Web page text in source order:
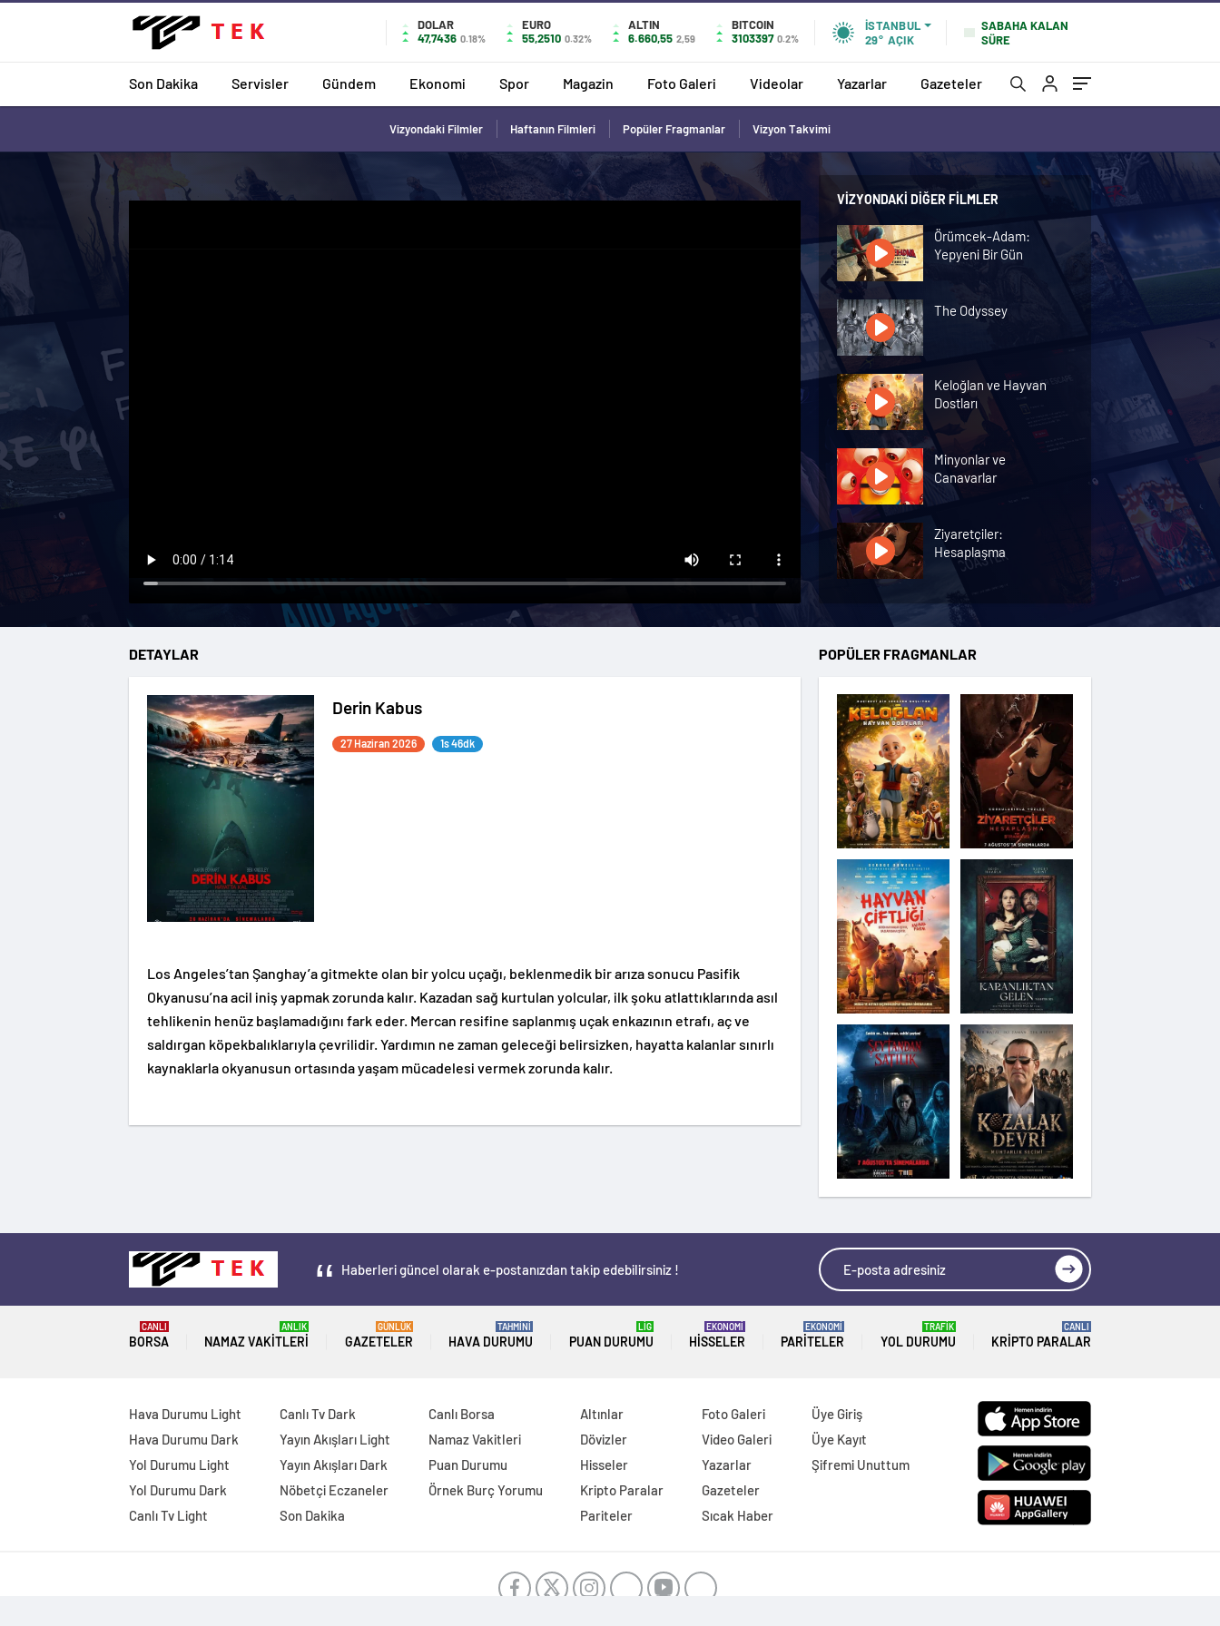
DOLAR
47,7436 0.18%
EURO
55,2510 0.32%
ALTIN
6.660,55 2,59
BITCOIN
3103397 0.2%
İSTANBUL
29° AÇIK
SABAHA KALAN
SÜRE
Son Dakika Servisler Gündem Ekonomi Spor Magazin Foto Galeri Videolar Yazarlar Gazeteler
Vizyondaki Filmler Haftanın Filmleri Popüler Fragmanlar Vizyon Takvimi
VIZYONDAKI DIĞER FILMLER
Örümcek-Adam:
Yepyeni Bir Gün
The Odyssey
Keloğlan ve Hayvan
Dostları
Minyonlar ve
Canavarlar
Ziyaretçiler:
Hesaplaşma
Nasreddin Hoca:
Zaman Yolcusu 4
Hayvan Çiftliği
Karanlıktan Gelen
Şeytandan Satılık
Kozalak Devri
Moana
DETAYLAR
Derin Kabus
27 Haziran 2026 1s 46dk
Los Angeles’tan Şanghay’a gitmekte olan bir yolcu uçağı, beklenmedik bir arıza sonucu Pasifik
Okyanusu’na acil iniş yapmak zorunda kalır. Kazadan sağ kurtulan yolcular, ilk şoku atlattıklarında asıl
tehlikenin henüz başlamadığını fark eder. Mercan resifine saplanmış uçak enkazının etrafı, aç ve
saldırgan köpekbalıklarıyla çevrilidir. Yardımın ne zaman geleceği belirsizken, hayatta kalanlar sınırlı
kaynaklarla okyanusun ortasında yaşam mücadelesi vermek zorunda kalır.
POPÜLER FRAGMANLAR
Haberleri güncel olarak e-postanızdan takip edebilirsiniz !
BORSA
CANLI
NAMAZ VAKITLERI
ANLIK
GAZETELER
GÜNLÜK
HAVA DURUMU
TAHMİNİ
PUAN DURUMU
LİG
HISSELER
EKONOMİ
PARITELER
EKONOMİ
YOL DURUMU
TRAFİK
KRIPTO PARALAR
CANLI
Hava Durumu Light
Hava Durumu Dark
Yol Durumu Light
Yol Durumu Dark
Canlı Tv Light
Canlı Tv Dark
Yayın Akışları Light
Yayın Akışları Dark
Nöbetçi Eczaneler
Son Dakika
Canlı Borsa
Namaz Vakitleri
Puan Durumu
Örnek Burç Yorumu
Altınlar
Dövizler
Hisseler
Kripto Paralar
Pariteler
Foto Galeri
Video Galeri
Yazarlar
Gazeteler
Sıcak Haber
Üye Giriş
Üye Kayıt
Şifremi Unuttum